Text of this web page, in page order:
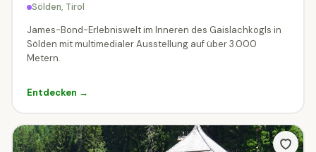
Sölden, Tirol
James-Bond-Erlebniswelt im Inneren des Gaislachkogls in
Sölden mit multimedialer Ausstellung auf über 3.000
Metern.
Entdecken →